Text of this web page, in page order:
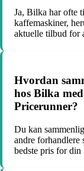
Ja, Bilka har ofte
kaffemaskiner,
aktuelle tilbud for
Hvordan
hos Bilka
Pricerunner?
Du kan
andre forhandlere
bedste pris for